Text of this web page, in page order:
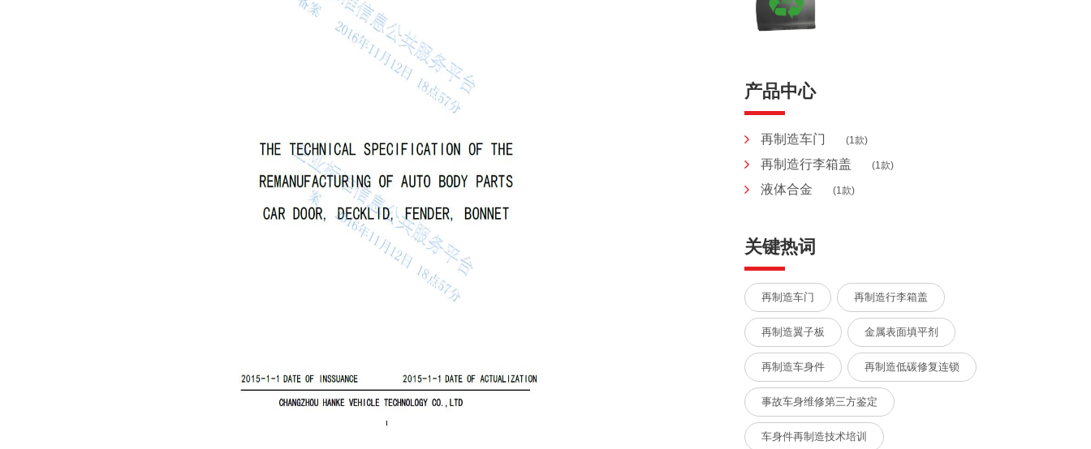
产品中心
再制造车门 (1款)
再制造行李箱盖 (1款)
液体合金 (1款)
关键热词
再制造车门 再制造行李箱盖
再制造翼子板 金属表面填平剂
再制造车身件 再制造低碳修复连锁
事故车身维修第三方鉴定
车身件再制造技术培训